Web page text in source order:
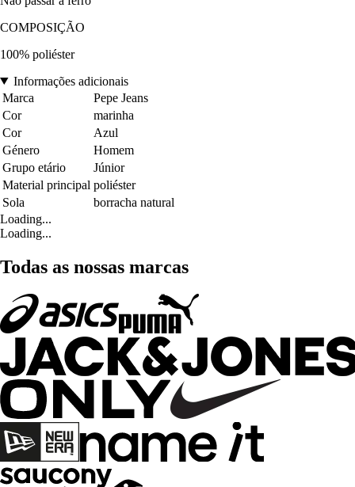
COMPOSIÇÃO
100% poliéster
Informações adicionais
Marca
Pepe Jeans
Cor
marinha
Cor
Azul
Género
Homem
Grupo etário
Júnior
Material principal poliéster
Sola
borracha natural
Loading...
Loading...
Todas as nossas marcas